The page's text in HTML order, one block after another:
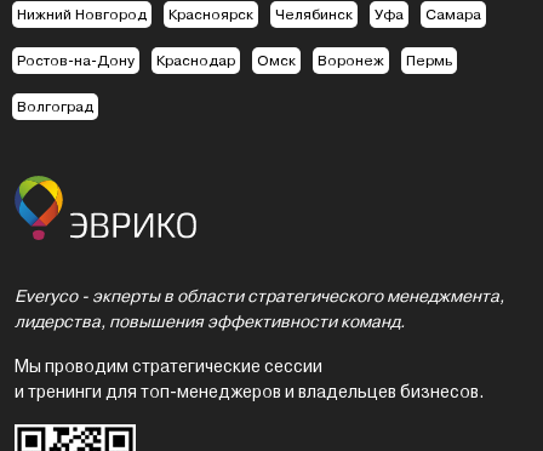
Нижний Новгород Красноярск Челябинск Уфа Самара
Ростов-на-Дону Краснодар Омск Воронеж Пермь
Волгоград
Everyco - экперты в области стратегического менеджмента,
лидерства, повышения эффективности команд.
Мы проводим стратегические сессии
и тренинги для топ-менеджеров и владельцев бизнесов.